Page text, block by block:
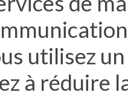
utilisez
à réduire